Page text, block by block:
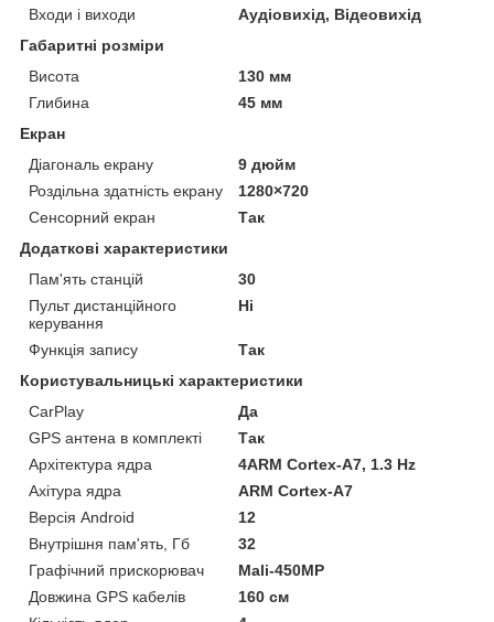
Входи і виходи
Аудіовихід, Відеовихід
Габаритні розміри
Висота
130 мм
Глибина
45 мм
Екран
Діагональ екрану
9 дюйм
Роздільна здатність екрану
1280×720
Сенсорний екран
Так
Додаткові характеристики
Пам'ять станцій
30
Пульт дистанційного
керування
Ні
Функція запису
Так
Користувальницькі характеристики
CarPlay
Да
GPS антена в комплекті
Так
Архітектура ядра
4ARM Cortex-A7, 1.3 Hz
Ахітура ядра
ARM Cortex-A7
Версія Android
12
Внутрішня пам'ять, Гб
32
Графічний прискорювач
Mali-450MP
Довжина GPS кабелів
160 см